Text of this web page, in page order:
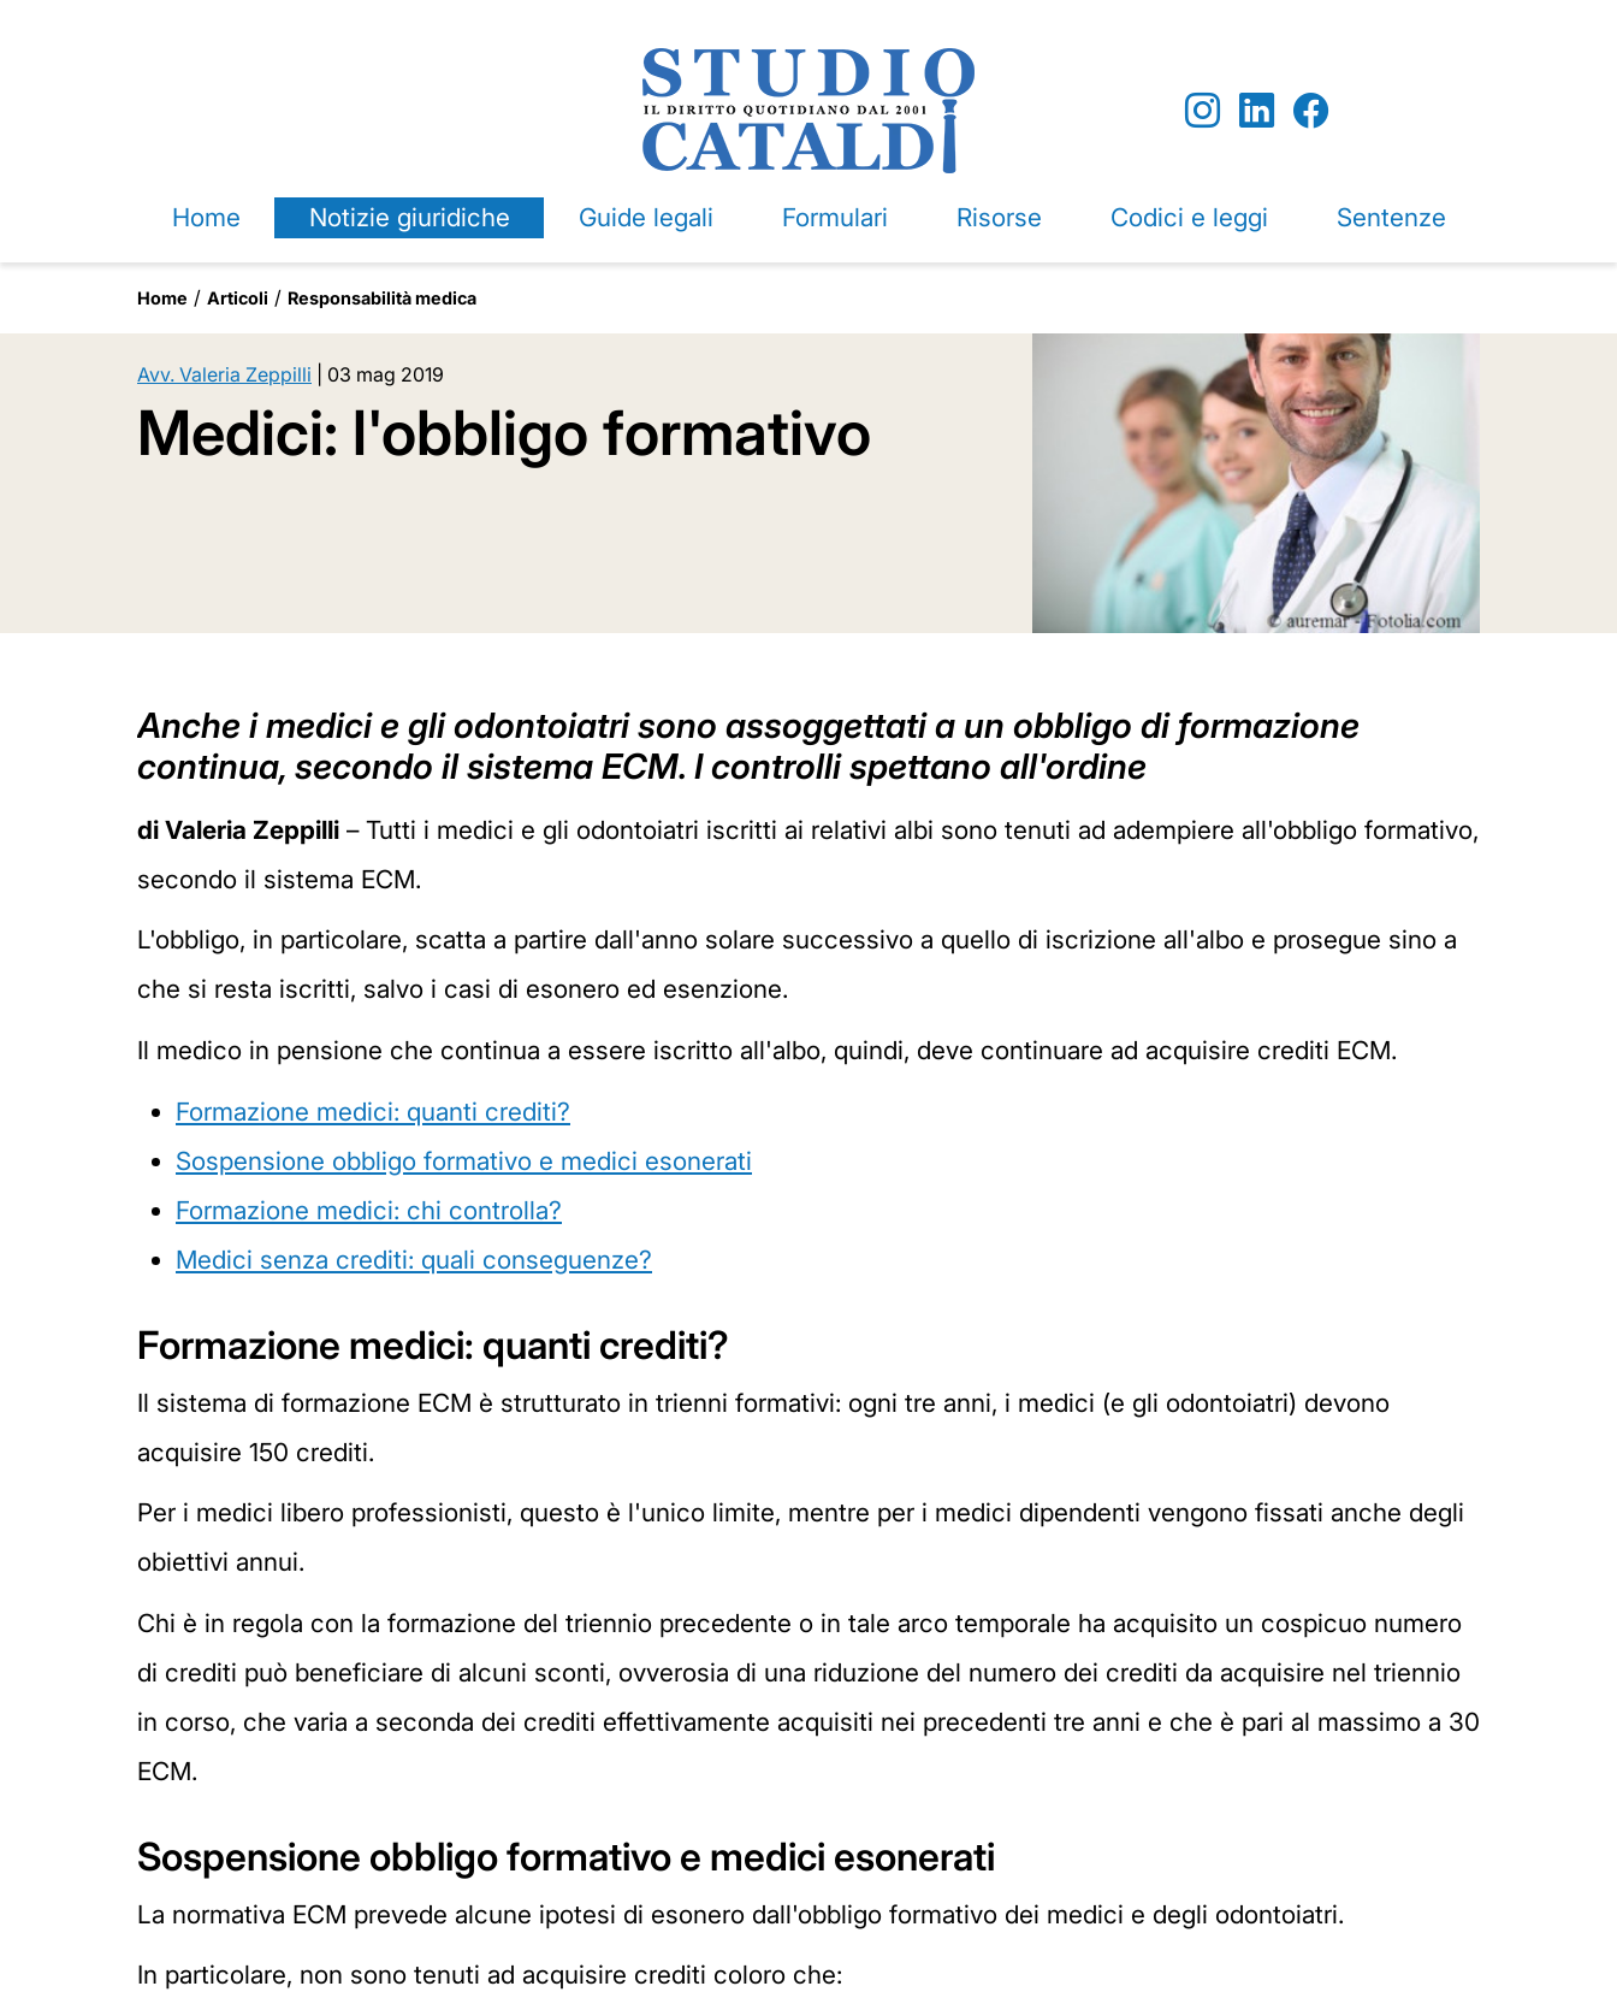
Home Notizie giuridiche Guide legali Formulari Risorse Codici e leggi Sentenze
Home Articoli Responsabilità medica
Avv. Valeria Zeppilli 03 mag 2019
Medici: l'obbligo formativo
Anche i medici e gli odontoiatri sono assoggettati a un obbligo di formazione
continua, secondo il sistema ECM. I controlli spettano all'ordine
di Valeria Zeppilli – Tutti i medici e gli odontoiatri iscritti ai relativi albi sono tenuti ad adempiere all'obbligo formativo,
secondo il sistema ECM.
L'obbligo, in particolare, scatta a partire dall'anno solare successivo a quello di iscrizione all'albo e prosegue sino a
che si resta iscritti, salvo i casi di esonero ed esenzione.
Il medico in pensione che continua a essere iscritto all'albo, quindi, deve continuare ad acquisire crediti ECM.
Formazione medici: quanti crediti?
Sospensione obbligo formativo e medici esonerati
Formazione medici: chi controlla?
Medici senza crediti: quali conseguenze?
Formazione medici: quanti crediti?
Il sistema di formazione ECM è strutturato in trienni formativi: ogni tre anni, i medici (e gli odontoiatri) devono
acquisire 150 crediti.
Per i medici libero professionisti, questo è l'unico limite, mentre per i medici dipendenti vengono fissati anche degli
obiettivi annui.
Chi è in regola con la formazione del triennio precedente o in tale arco temporale ha acquisito un cospicuo numero
di crediti può beneficiare di alcuni sconti, ovverosia di una riduzione del numero dei crediti da acquisire nel triennio
in corso, che varia a seconda dei crediti effettivamente acquisiti nei precedenti tre anni e che è pari al massimo a 30
ECM.
Sospensione obbligo formativo e medici esonerati
La normativa ECM prevede alcune ipotesi di esonero dall'obbligo formativo dei medici e degli odontoiatri.
In particolare, non sono tenuti ad acquisire crediti coloro che: